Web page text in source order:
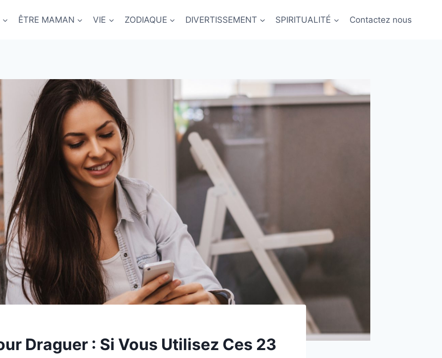
ÊTRE MAMAN VIE ZODIAQUE DIVERTISSEMENT SPIRITUALITÉ Contactez nous
Draguer : Si Vous Utilisez Ces 23